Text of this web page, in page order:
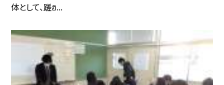
体として、蹉ฮ...